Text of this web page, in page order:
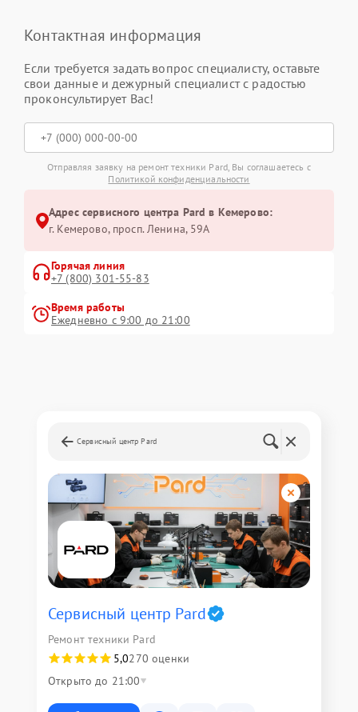
Контактная информация
Если требуется задать вопрос специалисту, оставьте
свои данные и дежурный специалист с радостью
проконсультирует Вас!
Отправляя заявку на ремонт техники Pard, Вы соглашаетесь с
Политикой конфиденциальности
Адрес сервисного центра Pard в Кемерово:
г. Кемерово, просп. Ленина, 59А
Горячая линия
+7 (800) 301-55-83
Время работы
Ежедневно с 9:00 до 21:00
Сервисный центр Pard
Сервисный центр Pard
Ремонт техники Pard
5,0270 оценки
Открыто до 21:00